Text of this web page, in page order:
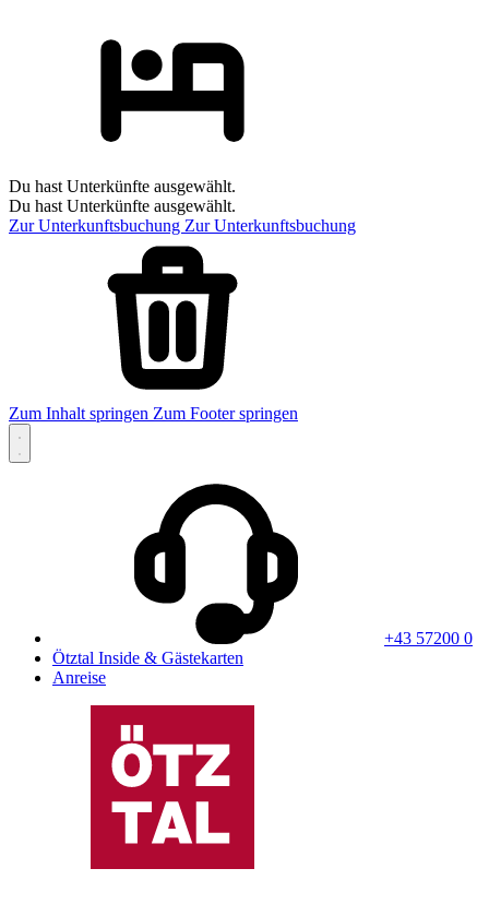
Du hast Unterkünfte ausgewählt.
Du hast Unterkünfte ausgewählt.
Zur Unterkunftsbuchung Zur Unterkunftsbuchung
Zum Inhalt springen Zum Footer springen
+43 57200 0
Ötztal Inside & Gästekarten
Anreise